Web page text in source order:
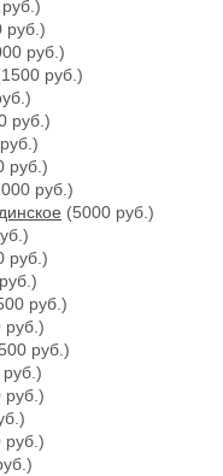
руб.)
руб.)
руб.)
руб.)
руб.)
руб.)
(5000 руб.)
руб.)
руб.)
руб.)
руб.)
руб.)
руб.)